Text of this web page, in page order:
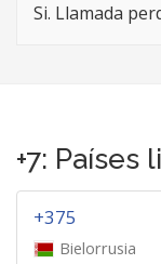
Si. Llamada
+7: Países
+375
Bielorrusia